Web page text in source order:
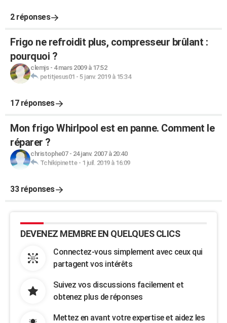
2 réponses
Frigo ne refroidit plus, compresseur brûlant :
pourquoi ?
clemjs- 4 mars 2009 à 17:52
petitjesus01 - 5 janv. 2019 à 15:34
17 réponses
Mon frigo Whirlpool est en panne. Comment le
réparer ?
christophe07- 24 janv. 2007 à 20:40
Tchikipinette- 1 juil. 2019 à 16:09
33 réponses
DEVENEZ MEMBRE EN QUELQUES CLICS
Connectez-vous simplement avec ceux qui
partagent vos intérêts
Suivez vos discussions facilement et
obtenez plus de réponses
Mettez en avant votre expertise et aidez les